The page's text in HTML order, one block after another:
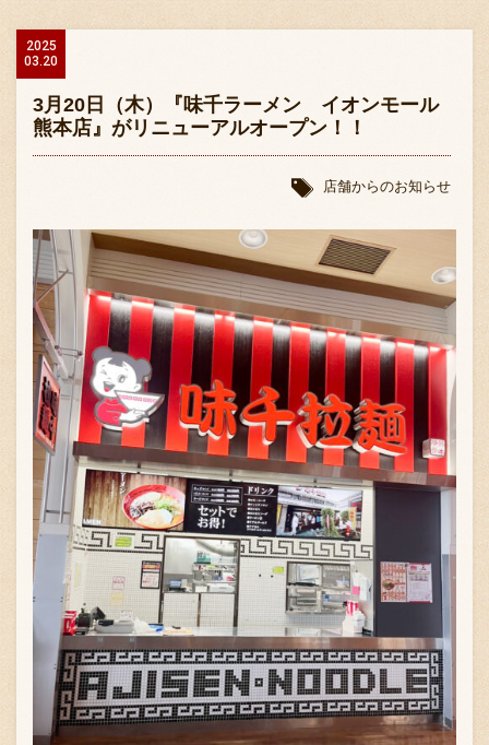
2025
03.20
3月20日（木）『味千ラーメン イオンモール
熊本店』がリニューアルオープン！！
店舗からのお知らせ